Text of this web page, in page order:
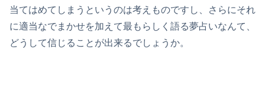
当てはめてしまうというのは考えものですし、さらにそれ
に適当なでまかせを加えて最もらしく語る夢占いなんて、
どうして信じることが出来るでしょうか。